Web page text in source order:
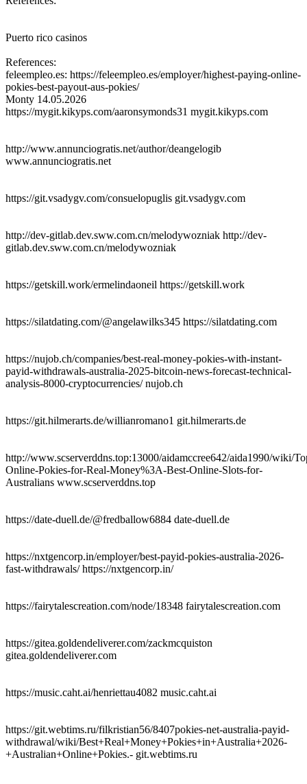
Puerto rico casinos
References:
feleempleo.es: https://feleempleo.es/employer/highest-paying-online-
pokies-best-payout-aus-pokies/
Monty 14.05.2026
https://mygit.kikyps.com/aaronsymonds31 mygit.kikyps.com
http://www.annunciogratis.net/author/deangelogib
www.annunciogratis.net
https://git.vsadygv.com/consuelopuglis git.vsadygv.com
http://dev-gitlab.dev.sww.com.cn/melodywozniak http://dev-
gitlab.dev.sww.com.cn/melodywozniak
https://getskill.work/ermelindaoneil https://getskill.work
https://silatdating.com/@angelawilks345 https://silatdating.com
https://nujob.ch/companies/best-real-money-pokies-with-instant-
payid-withdrawals-australia-2025-bitcoin-news-forecast-technical-
analysis-8000-cryptocurrencies/ nujob.ch
https://git.hilmerarts.de/willianromano1 git.hilmerarts.de
http://www.scserverddns.top:13000/aidamccree642/aida1990/wiki/
Online-Pokies-for-Real-Money%3A-Best-Online-Slots-for-
Australians www.scserverddns.top
https://date-duell.de/@fredballow6884 date-duell.de
https://nxtgencorp.in/employer/best-payid-pokies-australia-2026-
fast-withdrawals/ https://nxtgencorp.in/
https://fairytalescreation.com/node/18348 fairytalescreation.com
https://gitea.goldendeliverer.com/zackmcquiston
gitea.goldendeliverer.com
https://music.caht.ai/henriettau4082 music.caht.ai
https://git.webtims.ru/filkristian56/8407pokies-net-australia-payid-
withdrawal/wiki/Best+Real+Money+Pokies+in+Australia+2026-
+Australian+Online+Pokies.- git.webtims.ru